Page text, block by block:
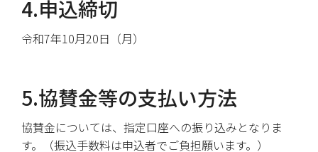
4.申込締切
令和7年10月20日（月）
5.協賛金等の支払い方法
協賛金については、指定口座への振り込みとなりま
す。（振込手数料は申込者でご負担願います。）